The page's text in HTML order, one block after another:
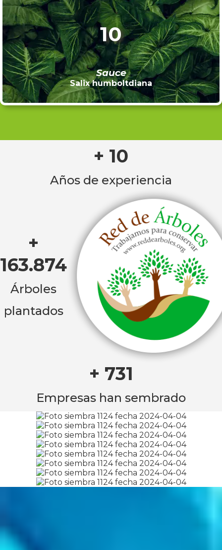
10
Sauce
Salix humboltdiana
+ 10
Años de experiencia
+
163.874
Árboles
plantados
+ 731
Empresas han sembrado